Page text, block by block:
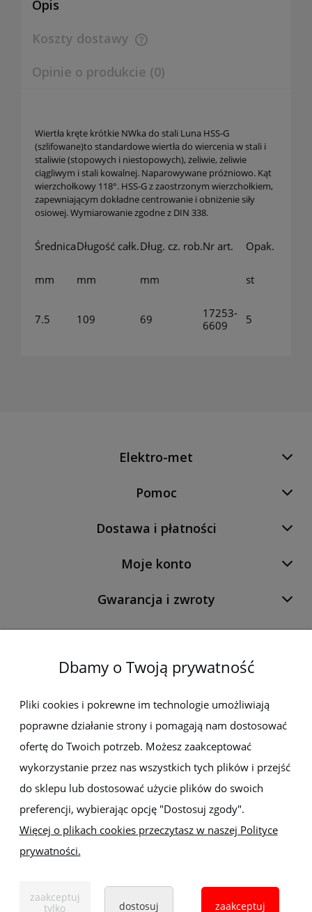
Opis
Koszty dostawy
Cena nie zawiera ewentualnych kosztów płatności
Opinie o produkcie (0)
Wiertła kręte krótkie NWka do stali Luna HSS-G
(szlifowane)to standardowe wiertła do wiercenia w stali i
staliwie (stopowych i niestopowych), żeliwie, żeliwie
ciągliwym i stali kowalnej. Naparowywane próżniowo. Kąt
wierzchołkowy 118°. HSS-G z zaostrzonym wierzchołkiem,
zapewniającym dokładne centrowanie i obniżenie siły
osiowej. Wymiarowanie zgodne z DIN 338.
ŚrednicaDługość całk.Dług. cz. rob.Nr art. Opak.
mm mm mm st
7.5 109 69
17253-
6609
5
Elektro-met
Pomoc
Dostawa i płatności
Moje konto
Gwarancja i zwroty
O firmie
Newsletter
Zapisz się do newslettera, aby być na bieżąco z nowościami i
promocjami
Handlowa 1, 35-103 Rzeszów
Tel:
+48 17 853 90 49 +48 668 191 214
Dbamy o Twoją prywatność
Pliki cookies i pokrewne im technologie umożliwiają
poprawne działanie strony i pomagają nam dostosować
ofertę do Twoich potrzeb. Możesz zaakceptować
wykorzystanie przez nas wszystkich tych plików i przejść
do sklepu lub dostosować użycie plików do swoich
preferencji, wybierając opcję "Dostosuj zgody".
Więcej o plikach cookies przeczytasz w naszej Polityce
prywatności.
zaakceptuj
tylko
dostosuj
zaakceptuj